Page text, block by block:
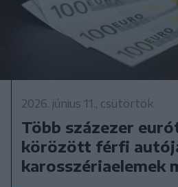
2026. június 11., csütörtök
Több százezer
körözött férfi
karosszériaelemek